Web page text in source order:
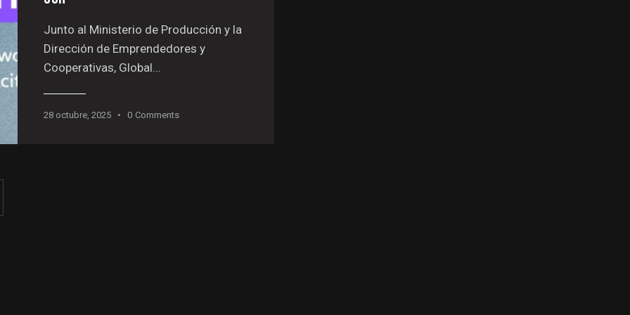
Junto al Ministerio de Producción y la
Dirección de Emprendedores y
Cooperativas, Global…
28 octubre, 2025 0 Comments